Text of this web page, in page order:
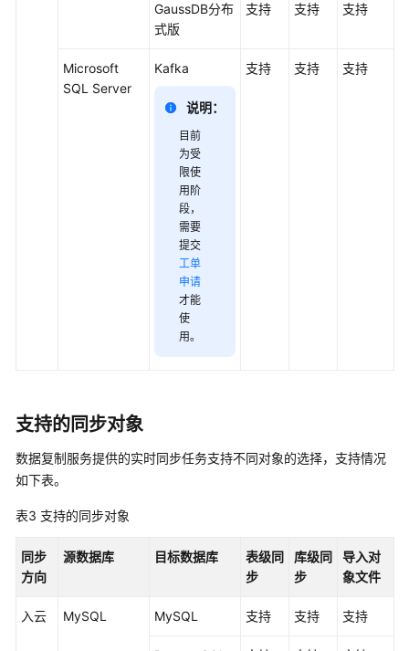
GaussDB分布
式版
支持 支持 支持
Microsoft
SQL Server
Kafka
说明：
目前
为受
限使
用阶
段，
需要
提交
工单
申请
才能
使
用。
支持 支持 支持
支持的同步对象
数据复制服务提供的实时同步任务支持不同对象的选择，支持情况
如下表。
表3 支持的同步对象
同步
方向
源数据库 目标数据库
表级同
步
库级同
步
导入对
象文件
入云 MySQL MySQL 支持 支持 支持